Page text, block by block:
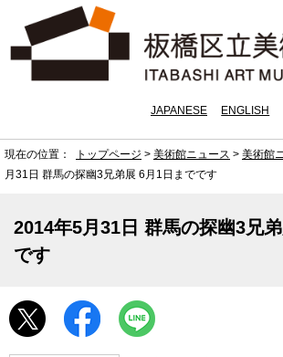
JAPANESE ENGLISH
現在の位置： トップページ > 美術館ニュース > 美術館
月31日 群馬の探幽3兄弟展 6月1日までです
2014年5月31日 群馬の探幽3兄
です